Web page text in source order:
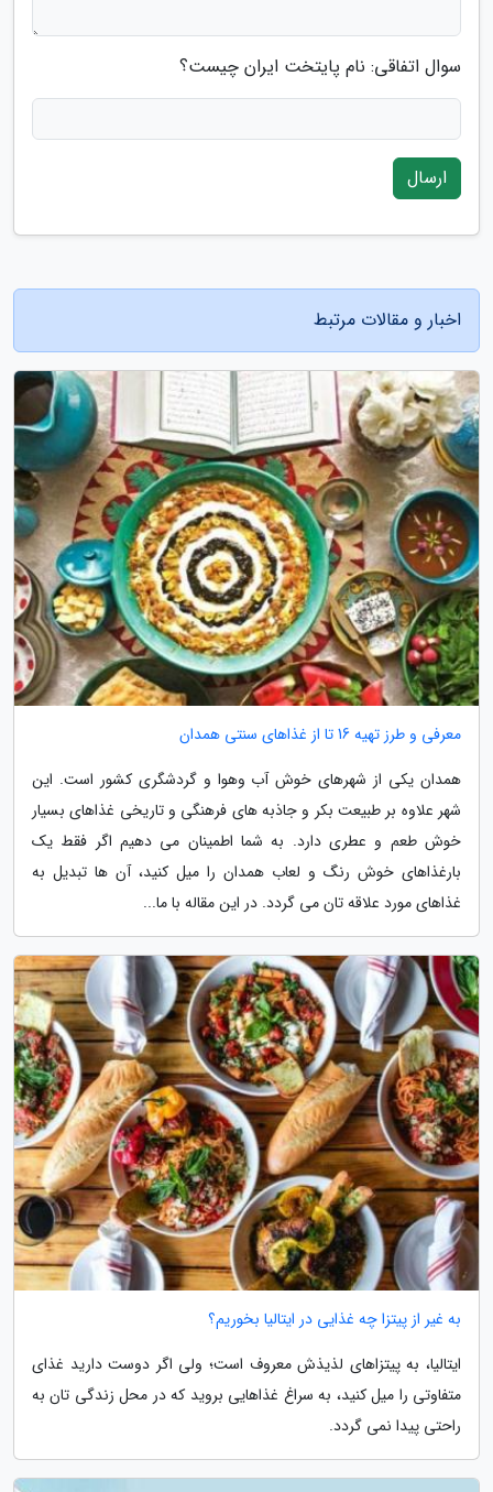
سوال اتفاقی: نام پایتخت ایران چیست؟
ارسال
اخبار و مقالات مرتبط
معرفی و طرز تهیه 16 تا از غذاهای سنتی همدان
همدان یکی از شهرهای خوش آب وهوا و گردشگری کشور است. این
شهر علاوه بر طبیعت بکر و جاذبه های فرهنگی و تاریخی غذاهای بسیار
خوش طعم و عطری دارد. به شما اطمینان می دهیم اگر فقط یک
بارغذاهای خوش رنگ و لعاب همدان را میل کنید، آن ها تبدیل به
غذاهای مورد علاقه تان می گردد. در این مقاله با ما...
به غیر از پیتزا چه غذایی در ایتالیا بخوریم؟
ایتالیا، به پیتزاهای لذیذش معروف است؛ ولی اگر دوست دارید غذای
متفاوتی را میل کنید، به سراغ غذاهایی بروید که در محل زندگی تان به
راحتی پیدا نمی گردد.